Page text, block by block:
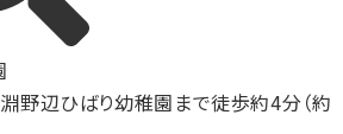
淵野辺ひばり幼稚園まで徒歩約4分（約